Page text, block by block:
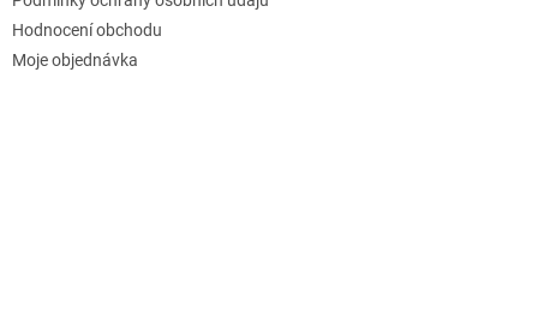
Hodnocení obchodu
Moje objednávka